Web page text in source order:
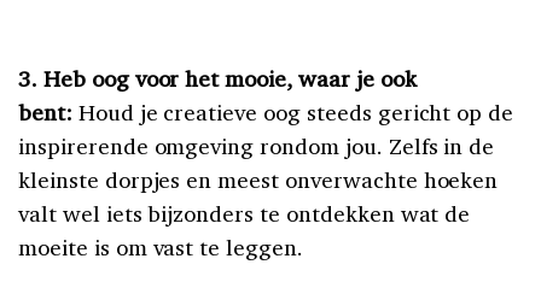
3. Heb oog voor het mooie, waar je ook
bent: Houd je creatieve oog steeds gericht op de
inspirerende omgeving rondom jou. Zelfs in de
kleinste dorpjes en meest onverwachte hoeken
valt wel iets bijzonders te ontdekken wat de
moeite is om vast te leggen.